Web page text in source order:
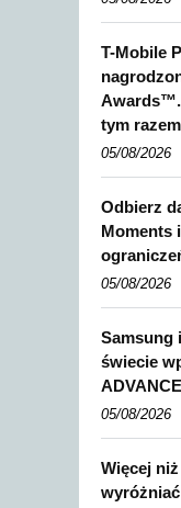
T-Mobile
Awards™.
tym
05/08/2026
Odbierz
Moments
05/08/2026
Samsung
świecie
05/08/2026
Więcej
wyróżniać